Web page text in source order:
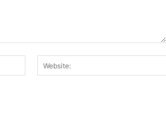
mail:*